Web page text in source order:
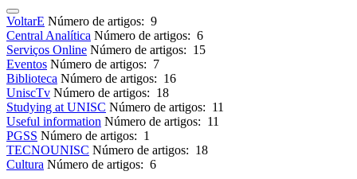
VoltarE Número de artigos: 9
Central Analítica Número de artigos: 6
Serviços Online Número de artigos: 15
Eventos Número de artigos: 7
Biblioteca Número de artigos: 16
UniscTv Número de artigos: 18
Studying at UNISC Número de artigos: 11
Useful information Número de artigos: 11
PGSS Número de artigos: 1
TECNOUNISC Número de artigos: 18
Cultura Número de artigos: 6